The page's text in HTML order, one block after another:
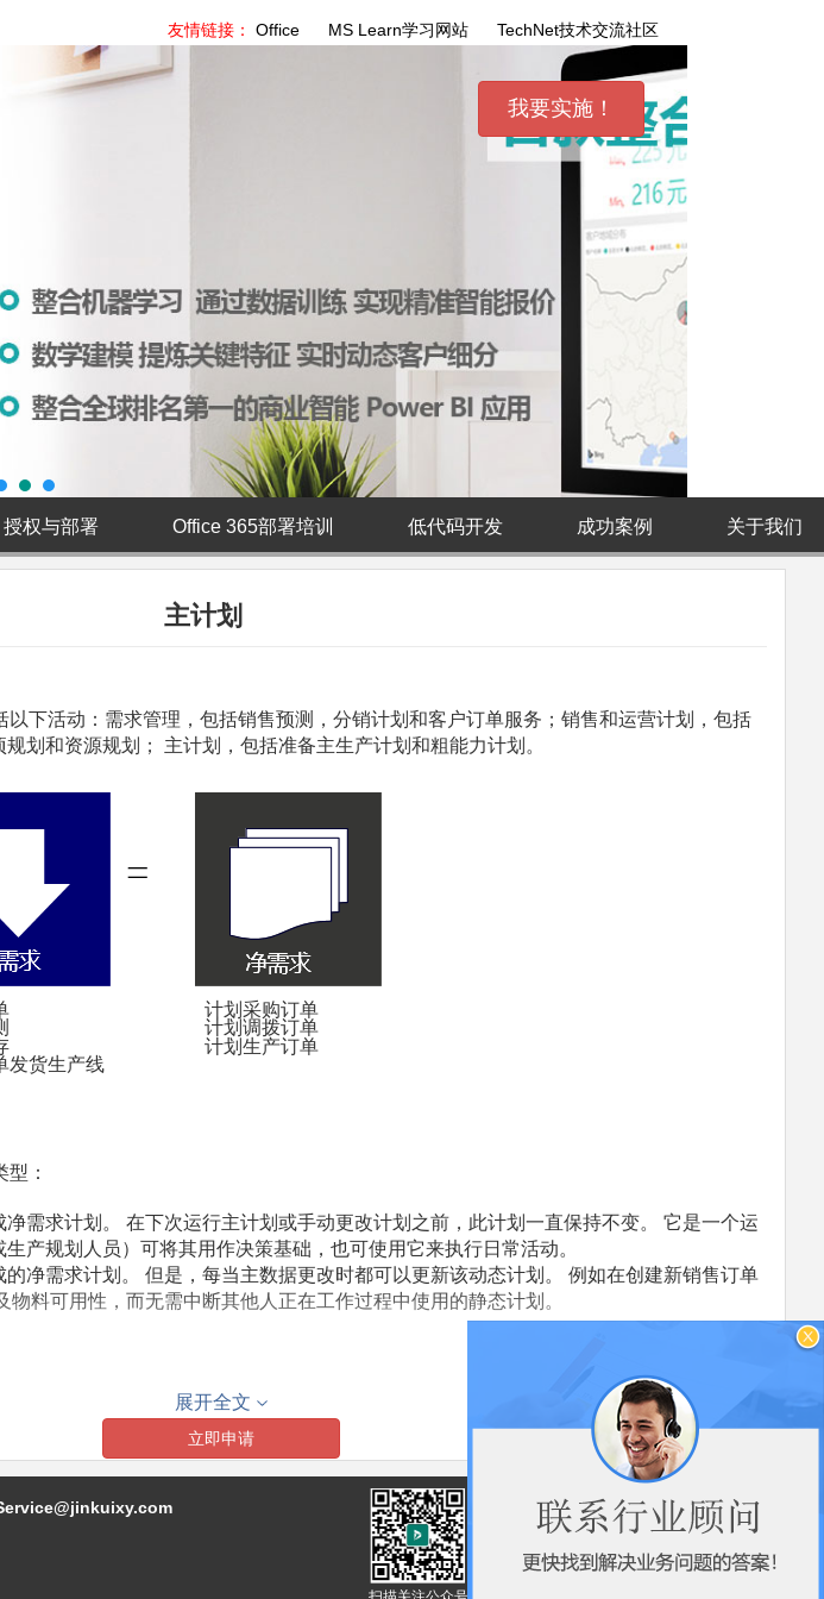
友情链接： Office MS Learn学习网站 TechNet技术交流社区
我要实施！
权与部署 Office 365部署培训 低代码开发 成功案例 关于我们
主计划
以下活动：需求管理，包括销售预测，分销计划和客户订单服务；销售和运营计划，包括
划和资源规划； 主计划，包括准备主生产计划和粗能力计划。
发货生产线
计划采购订单
计划调拨订单
计划生产订单
：
需求计划。 在下次运行主计划或手动更改计划之前，此计划一直保持不变。 它是一个运
产规划人员）可将其用作决策基础，也可使用它来执行日常活动。
净需求计划。 但是，每当主数据更改时都可以更新该动态计划。 例如在创建新销售订单
料可用性，而无需中断其他人正在工作过程中使用的静态计划。
组
应自动更新为计算出的
期货日期
用于指定是否应将计划
订单上的需求日期自动
更新为操作日期
收据保证金
发出保证金
再订货保证金
展开全文
立即申请